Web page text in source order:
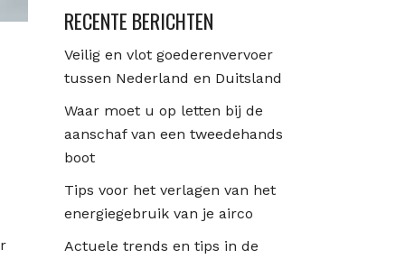
RECENTE BERICHTEN
Veilig en vlot goederenvervoer
tussen Nederland en Duitsland
Waar moet u op letten bij de
aanschaf van een tweedehands
boot
Tips voor het verlagen van het
energiegebruik van je airco
Actuele trends en tips in de